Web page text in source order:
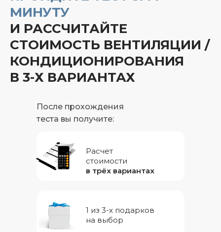
МИНУТУ
И РАССЧИТАЙТЕ
СТОИМОСТЬ ВЕНТИЛЯЦИИ /
КОНДИЦИОНИРОВАНИЯ
В 3-Х ВАРИАНТАХ
1 из 3-х подарков
на выбор
Расчет
стоимости
в трёх вариантах
После прохождения
теста вы получите: